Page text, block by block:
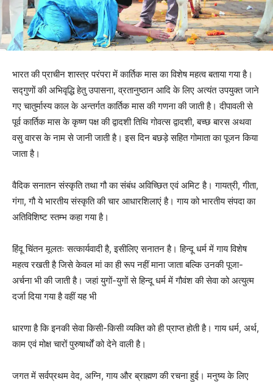
भारत की प्राचीन शास्त्र परंपरा में कार्तिक मास का विशेष महत्व बताया गया है।
सद्गुणों की अभिवृद्धि हेतु उपासना, व्रतानुष्ठान आदि के लिए अत्यंत उपयुक्त जाने
गए चातुर्मास्य काल के अन्तर्गत कार्तिक मास की गणना की जाती है। दीपावली से
पूर्व कार्तिक मास के कृष्ण पक्ष की द्वादशी तिथि गोवत्स द्वादशी, बच्छ बारस अथवा
वसु वारस के नाम से जानी जाती है। इस दिन बछड़े सहित गोमाता का पूजन किया
जाता है।
वैदिक सनातन संस्कृति तथा गौ का संबंध अविच्छित एवं अमिट है। गायत्री, गीता,
गंगा, गौ ये भारतीय संस्कृति की चार आधारशिलाएं है। गाय को भारतीय संपदा का
अतिविशिष्ट स्तम्भ कहा गया है।
हिंदू चिंतन मूलतः सत्कार्यवादी है, इसीलिए सनातन है। हिन्दू धर्म में गाय विशेष
महत्व रखती है जिसे केवल मां का ही रूप नहीं माना जाता बल्कि उनकी पूजा-
अर्चना भी की जाती है। जहां युगों-युगों से हिन्दू धर्म में गौवंश की सेवा को अत्युत्म
दर्जा दिया गया है वहीं यह भी
धारणा है कि इनकी सेवा किसी-किसी व्यक्ति को ही प्राप्त होती है। गाय धर्म, अर्थ,
काम एवं मोक्ष चारों पुरुषार्थों को देने वाली है।
जगत में सर्वप्रथम वेद, अग्नि, गाय और ब्राह्मण की रचना हुई। मनुष्य के लिए